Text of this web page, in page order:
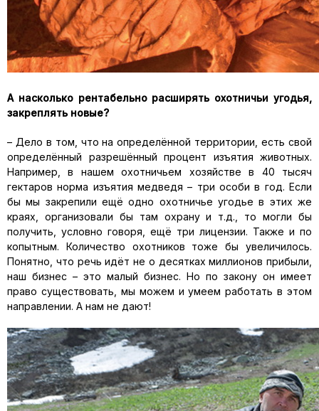
А насколько рентабельно расширять охотничьи угодья,
закреплять новые?
– Дело в том, что на определённой территории, есть свой
определённый разрешённый процент изъятия животных.
Например, в нашем охотничьем хозяйстве в 40 тысяч
гектаров норма изъятия медведя – три особи в год. Если
бы мы закрепили ещё одно охотничье угодье в этих же
краях, организовали бы там охрану и т.д., то могли бы
получить, условно говоря, ещё три лицензии. Также и по
копытным. Количество охотников тоже бы увеличилось.
Понятно, что речь идёт не о десятках миллионов прибыли,
наш бизнес – это малый бизнес. Но по закону он имеет
право существовать, мы можем и умеем работать в этом
направлении. А нам не дают!